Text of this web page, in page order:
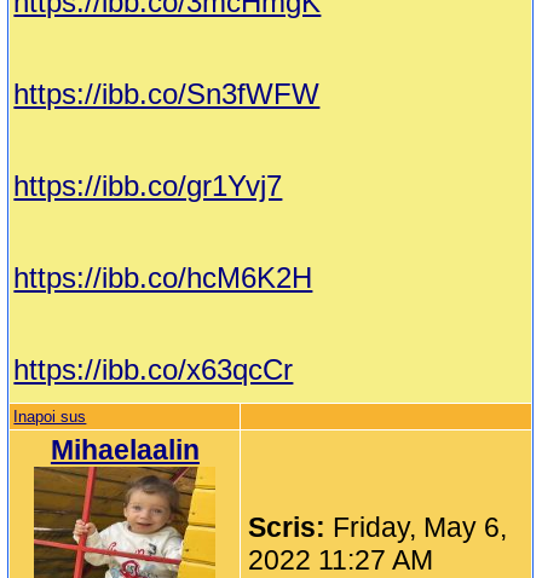
https://ibb.co/Sn3fWFW
https://ibb.co/gr1Yvj7
https://ibb.co/hcM6K2H
https://ibb.co/x63qcCr
Inapoi sus
Mihaelaalin
Scris: Friday, May 6,
2022 11:27 AM